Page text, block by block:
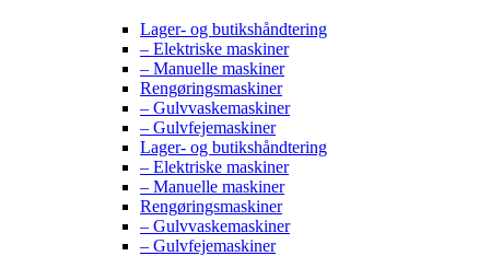
Lager- og butikshåndtering
– Elektriske maskiner
– Manuelle maskiner
Rengøringsmaskiner
– Gulvvaskemaskiner
– Gulvfejemaskiner
Lager- og butikshåndtering
– Elektriske maskiner
– Manuelle maskiner
Rengøringsmaskiner
– Gulvvaskemaskiner
– Gulvfejemaskiner